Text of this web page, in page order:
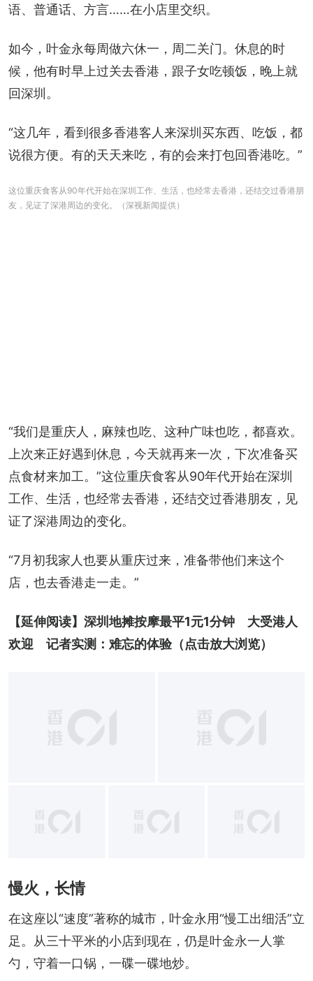
语、普通话、方言……在小店里交织。
如今，叶金永每周做六休一，周二关门。休息的时
候，他有时早上过关去香港，跟子女吃顿饭，晚上就
回深圳。
“这几年，看到很多香港客人来深圳买东西、吃饭，都
说很方便。有的天天来吃，有的会来打包回香港吃。”
这位重庆食客从90年代开始在深圳工作、生活，也经常去香港，还结交过香港朋
友，见证了深港周边的变化。（深视新闻提供）
“我们是重庆人，麻辣也吃、这种广味也吃，都喜欢。
上次来正好遇到休息，今天就再来一次，下次准备买
点食材来加工。”这位重庆食客从90年代开始在深圳
工作、生活，也经常去香港，还结交过香港朋友，见
证了深港周边的变化。
“7月初我家人也要从重庆过来，准备带他们来这个
店，也去香港走一走。”
【延伸阅读】 深圳地摊按摩最平1元1分钟　大受港人
欢迎　记者实测：难忘的体验（点击放大浏览）
慢火，长情
在这座以“速度”著称的城市，叶金永用“慢工出细活”立
足。从三十平米的小店到现在，仍是叶金永一人掌
勺，守着一口锅，一碟一碟地炒。